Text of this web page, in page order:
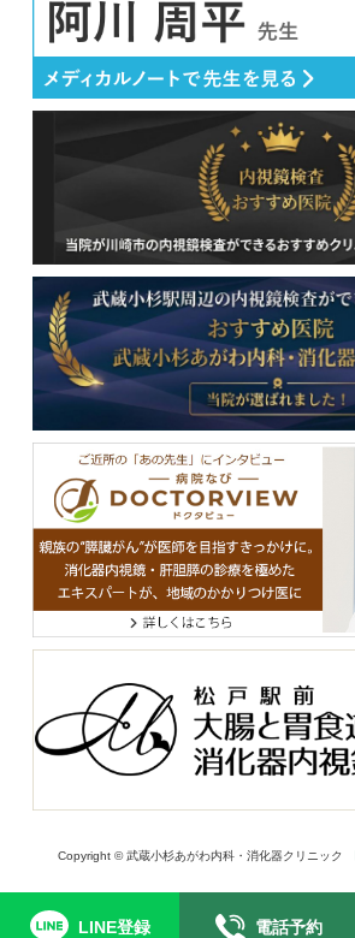
Copyright © 武蔵⼩杉あがわ内科・消化器クリニック
LINE登録 電話予約